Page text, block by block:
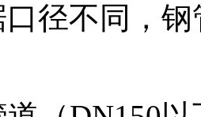
径不同，